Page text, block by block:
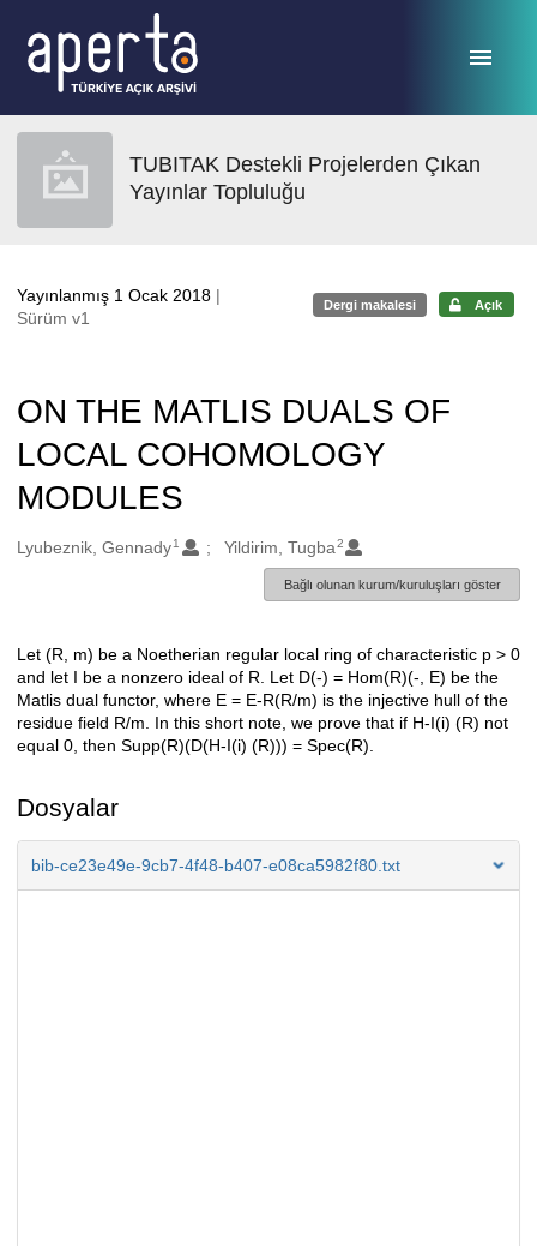
TUBITAK Destekli Projelerden Çıkan
Yayınlar Topluluğu
Yayınlanmış 1 Ocak 2018 |
Sürüm v1
Dergi makalesi Açık
ON THE MATLIS DUALS OF
LOCAL COHOMOLOGY
MODULES
Oluşturanlar
Lyubeznik, Gennady1 Yildirim, Tugba2
Bağlı olunan kurum/kuruluşları göster
Açıklama
Let (R, m) be a Noetherian regular local ring of characteristic p > 0
and let I be a nonzero ideal of R. Let D(-) = Hom(R)(-, E) be the
Matlis dual functor, where E = E-R(R/m) is the injective hull of the
residue field R/m. In this short note, we prove that if H-I(i) (R) not
equal 0, then Supp(R)(D(H-I(i) (R))) = Spec(R).
Dosyalar
bib-ce23e49e-9cb7-4f48-b407-e08ca5982f80.txt